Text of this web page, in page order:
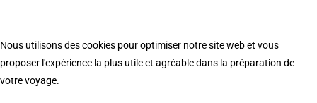
Nous utilisons des cookies pour optimiser notre site web et vous
proposer l'expérience la plus utile et agréable dans la préparation de
votre voyage.